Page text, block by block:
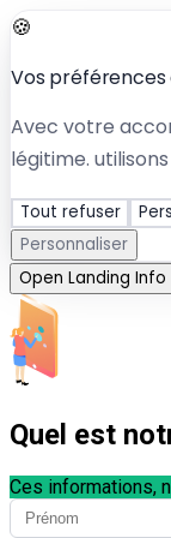
🍪
Vos préférences
Avec votre
légitime.
Tout refuser
Personnaliser
Open Landing Info
Quel est
Ces informations,